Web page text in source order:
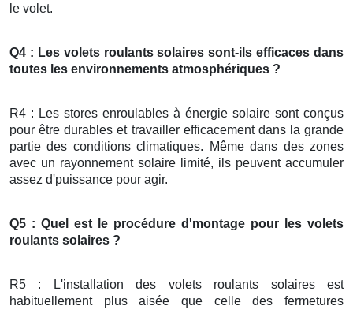
le volet.
Q4 : Les volets roulants solaires sont-ils efficaces dans
toutes les environnements atmosphériques ?
R4 : Les stores enroulables à énergie solaire sont conçus
pour être durables et travailler efficacement dans la grande
partie des conditions climatiques. Même dans des zones
avec un rayonnement solaire limité, ils peuvent accumuler
assez d'puissance pour agir.
Q5 : Quel est le procédure d'montage pour les volets
roulants solaires ?
R5 : L'installation des volets roulants solaires est
habituellement plus aisée que celle des fermetures